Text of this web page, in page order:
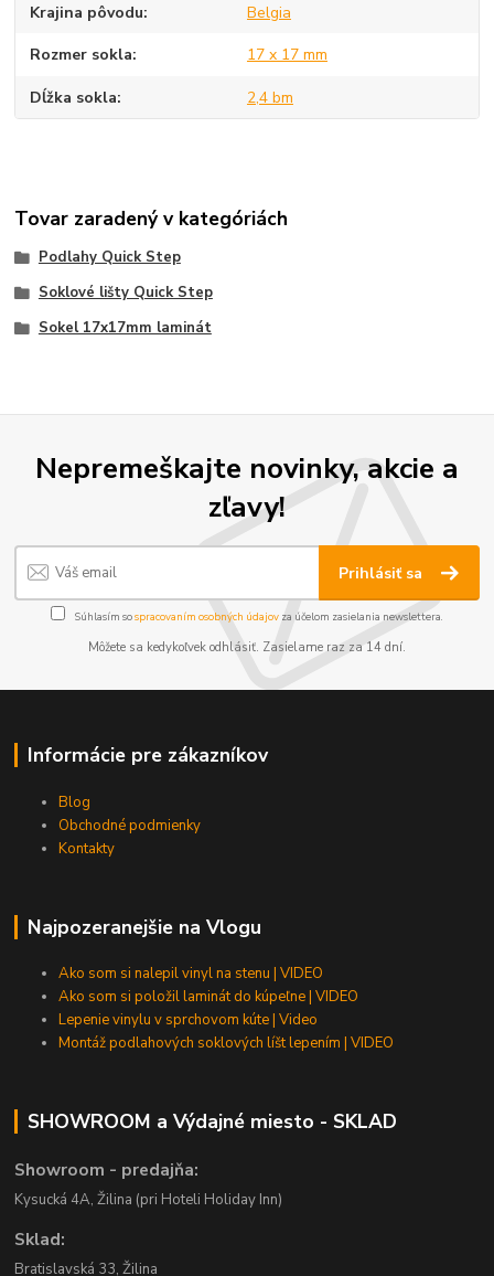
Krajina pôvodu Belgia
Rozmer sokla 17 x 17 mm
Dĺžka sokla 2,4 bm
Tovar zaradený v kategóriách
Podlahy Quick Step
Soklové lišty Quick Step
Sokel 17x17mm laminát
Nepremeškajte novinky, akcie a
zľavy!
Prihlásiť sa
Súhlasím sospracovaním osobných údajov za účelom zasielania newslettera.
Môžete sa kedykoľvek odhlásiť. Zasielame raz za 14 dní.
Informácie pre zákazníkov
Blog
Obchodné podmienky
Kontakty
Najpozeranejšie na Vlogu
Ako som si nalepil vinyl na stenu | VIDEO
Ako som si položil laminát do kúpeľne | VIDEO
Lepenie vinylu v sprchovom kúte | Video
Montáž podlahových soklových líšt lepením | VIDEO
SHOWROOM a Výdajné miesto - SKLAD
Showroom - predajňa:
Kysucká 4A, Žilina (pri Hoteli Holiday Inn)
Sklad:
Bratislavská 33, Žilina